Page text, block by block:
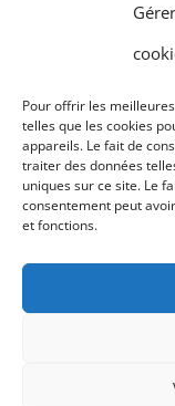
Pour offrir les
telles que les cookies
appareils. Le fait de
traiter des données
uniques sur ce site. Le
consentement peut
et fonctions.
+33 3 75 50
Siège